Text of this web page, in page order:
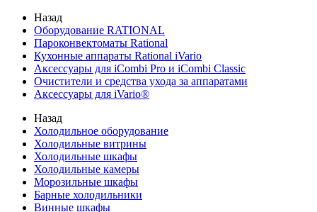
Назад
Оборудование RATIONAL
Пароконвектоматы Rational
Кухонные аппараты Rational iVario
Аксессуары для iCombi Pro и iCombi Classic
Очистители и средства ухода за аппаратами
Аксессуары для iVario®
Назад
Холодильное оборудование
Холодильные витрины
Холодильные шкафы
Холодильные камеры
Морозильные шкафы
Барные холодильники
Винные шкафы